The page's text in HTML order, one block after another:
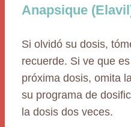
Anapsique
Si olvidó su dosis,
recuerde. Si ve que
próxima dosis, omita
su programa de
la dosis dos veces.